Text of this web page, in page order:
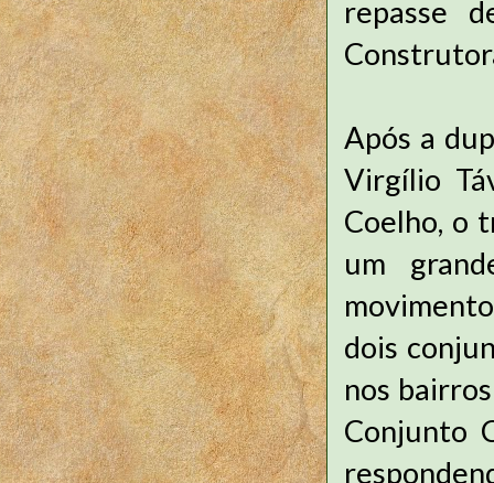
repasse
Após a
Virgílio
Coelho, o
um
dois
nos
Conjunto